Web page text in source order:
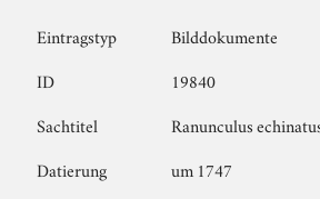
Eintragstyp
Bilddokumente
ID
19840
Sachtitel
Ranunculus
Datierung
um 1747